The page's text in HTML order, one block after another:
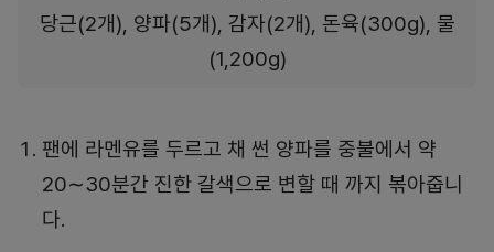
당근(2개), 양파(5개), 감자(2개), 돈육(300g), 물
(1,200g)
팬에 라멘유를 두르고 채 썬 양파를 중불에서 약
20∼30분간 진한 갈색으로 변할 때 까지 볶아줍니
다.